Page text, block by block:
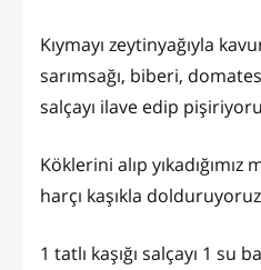
Kıymayı zeytinyağıyla
sarımsağı, biberi,
salçayı ilave edip
Köklerini alıp yıkadığımız
harçı kaşıkla
1 tatlı kaşığı salçayı 1 su